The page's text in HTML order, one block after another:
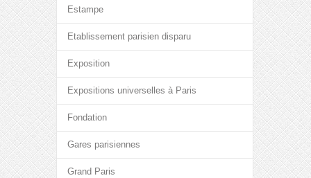
Estampe
Etablissement parisien disparu
Exposition
Expositions universelles à Paris
Fondation
Gares parisiennes
Grand Paris